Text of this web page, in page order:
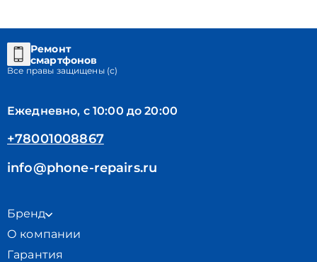
Ремонт
смартфонов
Все правы защищены (с)
Ежедневно, с 10:00 до 20:00
+78001008867
info@phone-repairs.ru
Бренд
О компании
Гарантия